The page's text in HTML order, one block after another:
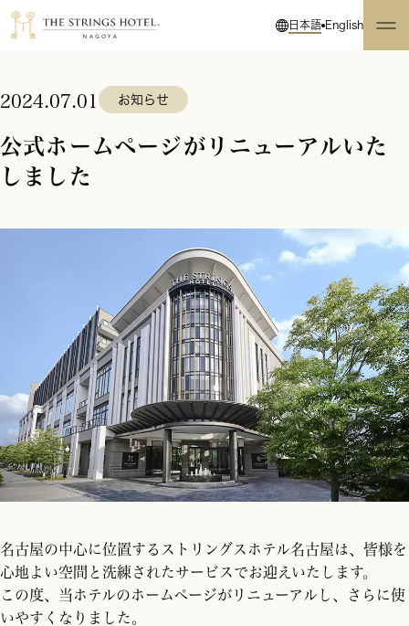
日本語 English
2024.07.01 お知らせ
公式ホームページがリニューアルいた
しました
名古屋の中心に位置するストリングスホテル名古屋は、皆様を
心地よい空間と洗練されたサービスでお迎えいたします。
この度、当ホテルのホームページがリニューアルし、さらに使
いやすくなりました。